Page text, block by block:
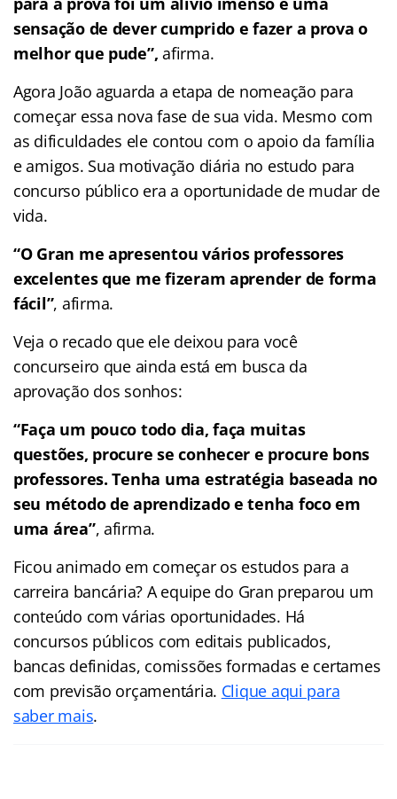
sensação de dever cumprido e fazer a prova o
melhor que pude”, afirma.
Agora João aguarda a etapa de nomeação para
começar essa nova fase de sua vida. Mesmo com
as dificuldades ele contou com o apoio da família
e amigos. Sua motivação diária no estudo para
concurso público era a oportunidade de mudar de
vida.
“O Gran me apresentou vários professores
excelentes que me fizeram aprender de forma
fácil”, afirma.
Veja o recado que ele deixou para você
concurseiro que ainda está em busca da
aprovação dos sonhos:
“Faça um pouco todo dia, faça muitas
questões, procure se conhecer e procure bons
professores. Tenha uma estratégia baseada no
seu método de aprendizado e tenha foco em
uma área”, afirma.
Ficou animado em começar os estudos para a
carreira bancária? A equipe do Gran preparou um
conteúdo com várias oportunidades. Há
concursos públicos com editais publicados,
bancas definidas, comissões formadas e certames
com previsão orçamentária. Clique aqui para
saber mais.